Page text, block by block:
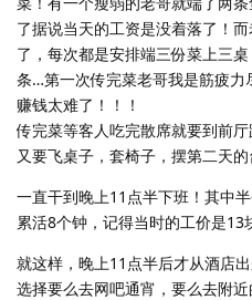
了据说当天的工资是没着落了！
了，每次都是安排端三份菜上三
条…第一次传完菜老哥我是筋疲力
赚钱太难了！！！
传完菜等客人吃完散席就要到前
又要飞桌子，套椅子，摆第二天的
一直干到晚上11点半下班！其中
累活8个钟，记得当时的工价是13
就这样，晚上11点半后才从酒店
选择要么去网吧通宵，要么去附